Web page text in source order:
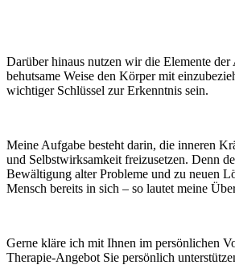
Darüber hinaus nutzen wir die Elemente
behutsame Weise den Körper mit
wichtiger Schlüssel zur Erkenntnis sein.
Meine Aufgabe besteht darin, die inneren
und Selbstwirksamkeit freizusetzen. Denn
Bewältigung alter Probleme und zu neuen
Mensch bereits in sich – so lautet meine
Gerne kläre ich mit Ihnen im persönlichen
Therapie-Angebot Sie persönlich